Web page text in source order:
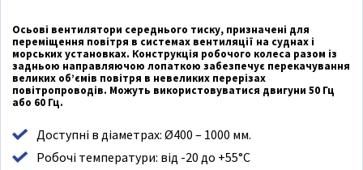
Осьові вентилятори середнього тиску, призначені для
переміщення повітря в системах вентиляції на суднах і
морських установках. Конструкція робочого колеса разом із
задньою направляючою лопаткою забезпечує перекачування
великих об’ємів повітря в невеликих перерізах
повітропроводів. Можуть використовуватися двигуни 50 Гц
або 60 Гц.
Доступні в діаметрах: Ø400 – 1000 мм.
Робочі температури: від -20 до +55°C